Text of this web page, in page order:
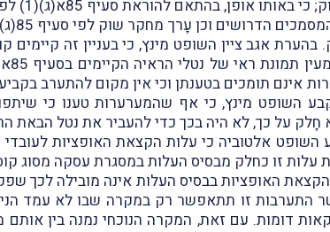
העִסקה
אגב ציין השופט מינץ, כי בעניין זה
אינם תומכים בטענתן וכי אין מקום להתערב
השופט מינץ, כי אף שהמערערות טענו כי
על כך, לא היה בכך כדי להעביר את נטל הבאת
האופציות בבסיס העלות אינה מובילה לכך
התערבות זו תתאפשר רק במקרה שבו לא עמד
דומות. עם זאת, המקרה הנוכחי נמנה בין